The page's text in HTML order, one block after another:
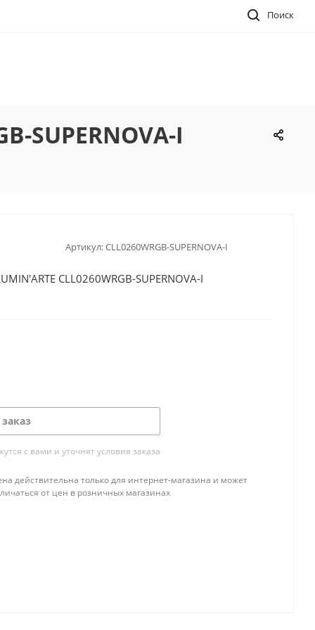
Поиск
SUPERNOVA-I
Артикул:CLL0260WRGB-SUPERNOVA-I
CLL0260WRGB-SUPERNOVA-I
с вами и уточнят условия заказа
действительна только для интернет-магазина и может
от цен в розничных магазинах